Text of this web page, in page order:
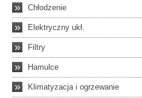
» Chłodzenie
» Elektryczny ukł.
» Filtry
» Hamulce
» Klimatyzacja i ogrzewanie